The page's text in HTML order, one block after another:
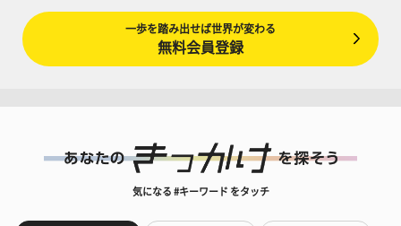
一歩を踏み出せば世界が変わる
無料会員登録
気になる #キーワード をタッチ